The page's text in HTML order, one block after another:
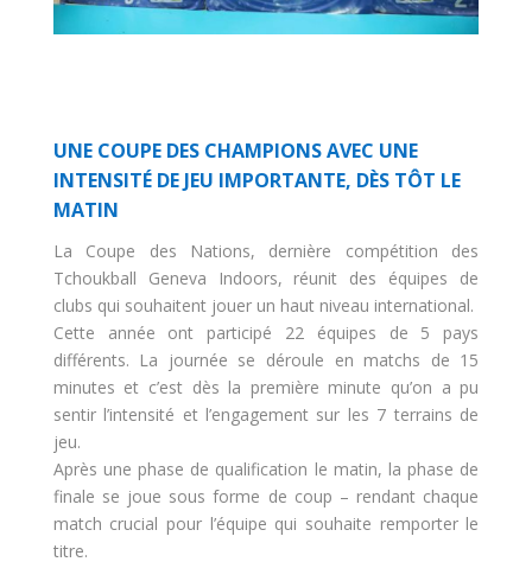
UNE COUPE DES CHAMPIONS AVEC UNE
INTENSITÉ DE JEU IMPORTANTE, DÈS TÔT LE
MATIN
La Coupe des Nations, dernière compétition des
Tchoukball Geneva Indoors, réunit des équipes de
clubs qui souhaitent jouer un haut niveau international.
Cette année ont participé 22 équipes de 5 pays
différents. La journée se déroule en matchs de 15
minutes et c’est dès la première minute qu’on a pu
sentir l’intensité et l’engagement sur les 7 terrains de
jeu.
Après une phase de qualification le matin, la phase de
finale se joue sous forme de coup – rendant chaque
match crucial pour l’équipe qui souhaite remporter le
titre.